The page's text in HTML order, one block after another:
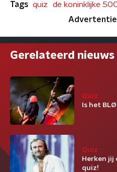
Tags quiz
de koninklijke
Advertentie
Gerelateerd nieuws
Quiz
Is het
Quiz
Herken jij
quiz!